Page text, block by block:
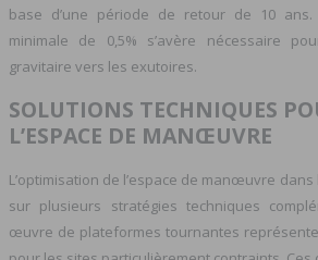
base d’une période de retour de 10 ans.
minimale de 0,5% s’avère nécessaire
gravitaire vers les exutoires.
SOLUTIONS TECHNIQUES
L’ESPACE DE MANŒUVRE
L’optimisation de l’espace de manœuvre
sur plusieurs stratégies techniques
œuvre de plateformes tournantes